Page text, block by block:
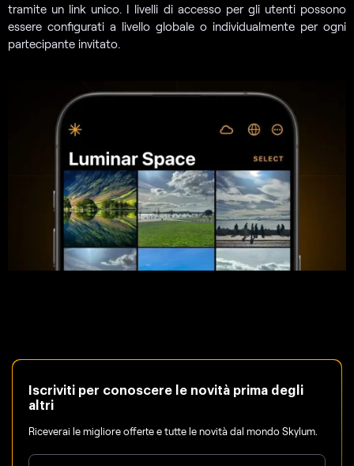
tramite un link unico. I livelli di accesso per gli utenti possono
essere configurati a livello globale o individualmente per ogni
partecipante invitato.
Iscriviti per conoscere le novità prima degli
altri
Riceverai le migliore offerte e tutte le novità dal mondo Skylum.